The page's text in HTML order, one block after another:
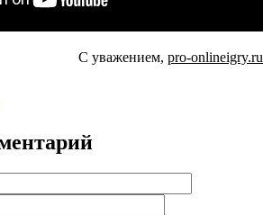
С уважением, pro-onlineigry.ru